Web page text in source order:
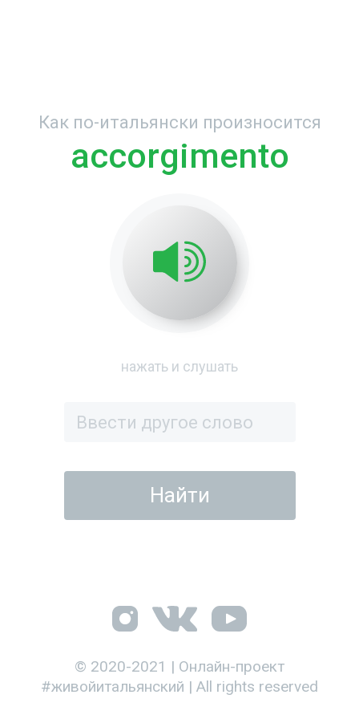
Как по-итальянски произносится
accorgimento
нажать и слушать
© 2020-2021 | Онлайн-проект
#живойитальянский | All rights reserved